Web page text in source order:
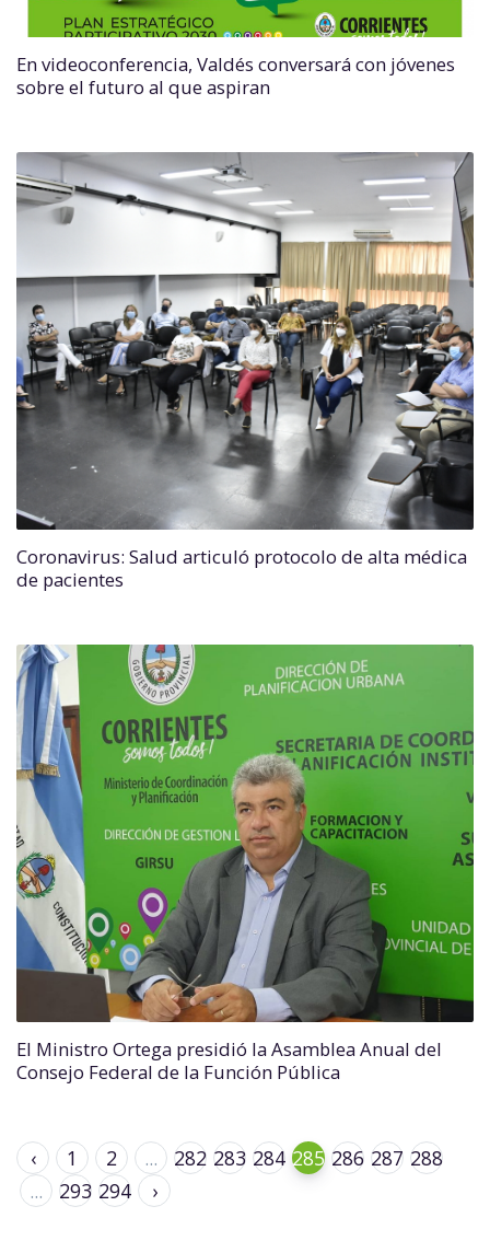
En videoconferencia, Valdés conversará con jóvenes
sobre el futuro al que aspiran
Coronavirus: Salud articuló protocolo de alta médica
de pacientes
El Ministro Ortega presidió la Asamblea Anual del
Consejo Federal de la Función Pública
‹ 1 2 ... 282 283 284 285 286 287 288
...
293 294 ›